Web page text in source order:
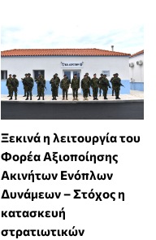
Ξεκινά η λειτουργία του
Φορέα Αξιοποίησης
Ακινήτων Ενόπλων
Δυνάμεων – Στόχος η
κατασκευή
στρατιωτικών